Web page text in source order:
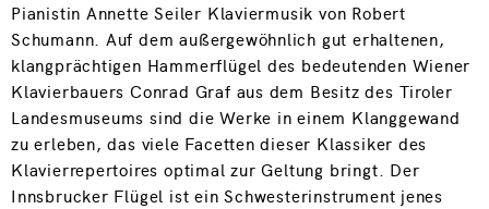
Pianistin Annette Seiler Klaviermusik von Robert
Schumann. Auf dem außergewöhnlich gut erhaltenen,
klangprächtigen Hammerflügel des bedeutenden Wiener
Klavierbauers Conrad Graf aus dem Besitz des Tiroler
Landesmuseums sind die Werke in einem Klanggewand
zu erleben, das viele Facetten dieser Klassiker des
Klavierrepertoires optimal zur Geltung bringt. Der
Innsbrucker Flügel ist ein Schwesterinstrument jenes